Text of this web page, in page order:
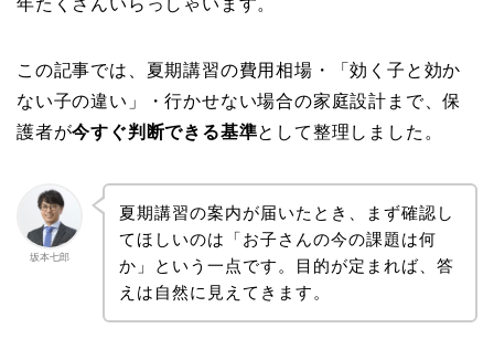
年たくさんいらっしゃいます。
この記事では、夏期講習の費用相場・「効く子と効か
ない子の違い」・行かせない場合の家庭設計まで、保
護者が今すぐ判断できる基準として整理しました。
坂本七郎
夏期講習の案内が届いたとき、まず確認し
てほしいのは「お子さんの今の課題は何
か」という一点です。目的が定まれば、答
えは自然に見えてきます。